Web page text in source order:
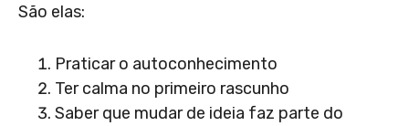
São elas:
Praticar o autoconhecimento
Ter calma no primeiro rascunho
Saber que mudar de ideia faz parte do